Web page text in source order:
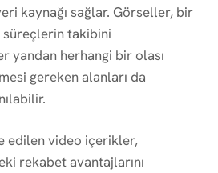
kaynağı sağlar. Görseller, bir
takibini
yandan herhangi bir olası
gereken alanları da
edilen video içerikler,
rekabet avantajlarını